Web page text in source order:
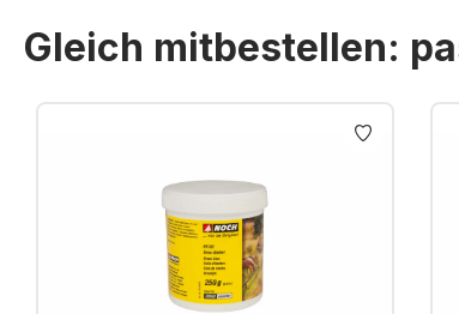
Gleich mitbestellen:
Produktgalerie überspringen